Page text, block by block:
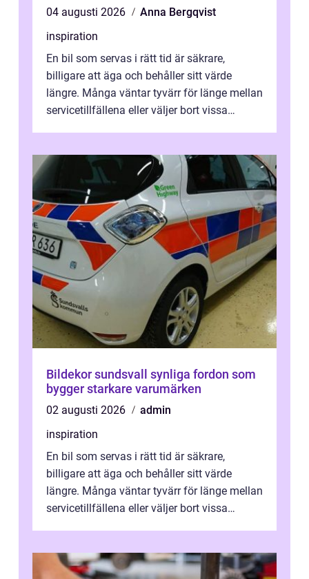
04 augusti 2026
Anna Bergqvist
inspiration
En bil som servas i rätt tid är säkrare,
billigare att äga och behåller sitt värde
längre. Många väntar tyvärr för länge mellan
servicetillfällena eller väljer bort vissa
Bildekor sundsvall synliga fordon som
bygger starkare varumärken
02 augusti 2026
admin
inspiration
En bil som servas i rätt tid är säkrare,
billigare att äga och behåller sitt värde
längre. Många väntar tyvärr för länge mellan
servicetillfällena eller väljer bort vissa